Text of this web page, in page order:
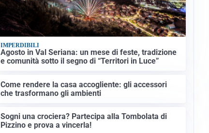
IMPERDIBILI
Agosto in Val Seriana: un mese di feste, tradizione
e comunità sotto il segno di “Territori in Luce”
Come rendere la casa accogliente: gli accessori
che trasformano gli ambienti
Sogni una crociera? Partecipa alla Tombolata di
Pizzino e prova a vincerla!